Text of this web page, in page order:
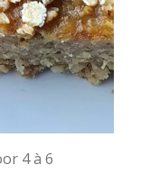
4 à 6